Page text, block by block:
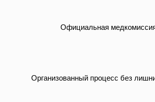
Официальная
Организованный процесс без